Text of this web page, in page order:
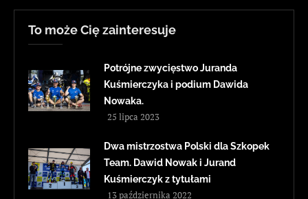
To może Cię zainteresuje
Potrójne zwycięstwo Juranda
Kuśmierczyka i podium Dawida
Nowaka.
25 lipca 2023
Dwa mistrzostwa Polski dla Szkopek
Team. Dawid Nowak i Jurand
Kuśmierczyk z tytułami
13 października 2022